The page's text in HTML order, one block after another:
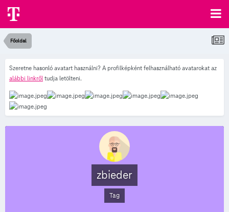
Főoldal
Szeretne hasonló avatart használni? A profilképként felhasználható avatarokat az
alábbi linkről tudja letölteni.
zbieder
Tag